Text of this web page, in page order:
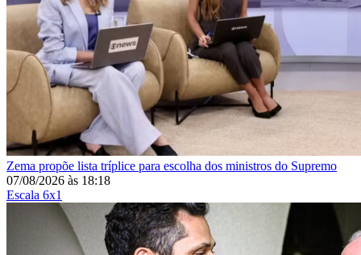
Zema propõe lista tríplice para escolha dos ministros do Supremo
07/08/2026 às 18:18
Escala 6x1